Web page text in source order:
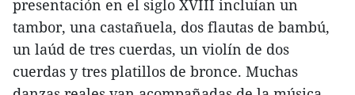
presentación en el siglo XVIII incluían un
tambor, una castañuela, dos flautas de bambú,
un laúd de tres cuerdas, un violín de dos
cuerdas y tres platillos de bronce. Muchas